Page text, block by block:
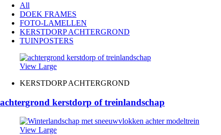
All
DOEK FRAMES
FOTO-LAMELLEN
KERSTDORP ACHTERGROND
TUINPOSTERS
View Large
KERSTDORP ACHTERGROND
achtergrond kerstdorp of treinlandschap
View Large